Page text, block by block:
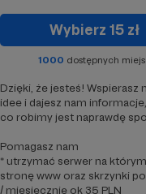
Wybierz 15 zł
1000 dostępnych
Dzięki, że jesteś! Wspierasz
idee i dajesz nam
co robimy jest naprawdę
Pomagasz nam
* utrzymać serwer na
stronę www oraz skrzynki
/ miesięcznie ok 35 PLN